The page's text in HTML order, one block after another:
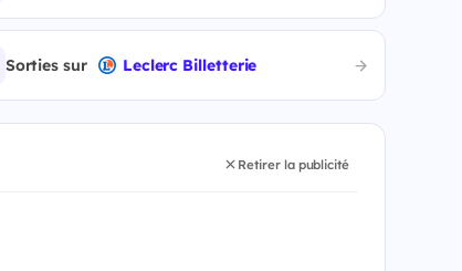
Sorties sur Leclerc Billetterie
Retirer la publicité